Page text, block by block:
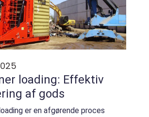
loading: Effektiv
af gods
er en afgørende proces